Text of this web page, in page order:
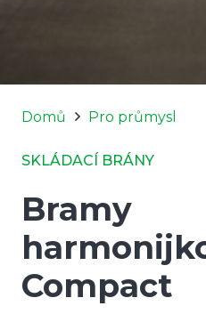
Domů Pro průmysl
SKLÁDACÍ BRÁNY
Bramy
Compact